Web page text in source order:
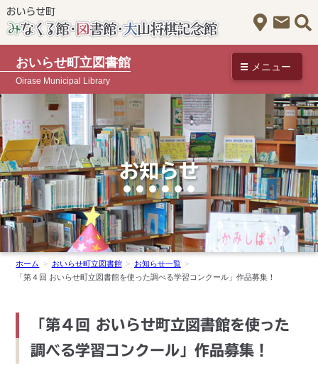
アクセス
お問
おいらせ町立図書館
Oirase Municipal Library
メニュー
お知らせ
ホーム おいらせ町立図書館
お知らせ一覧
「第４回 おいらせ町立図書館を使った調べる学習コンクール」作品募集！
「第４回 おいらせ町立図書館を使った
調べる学習コンクール」作品募集！